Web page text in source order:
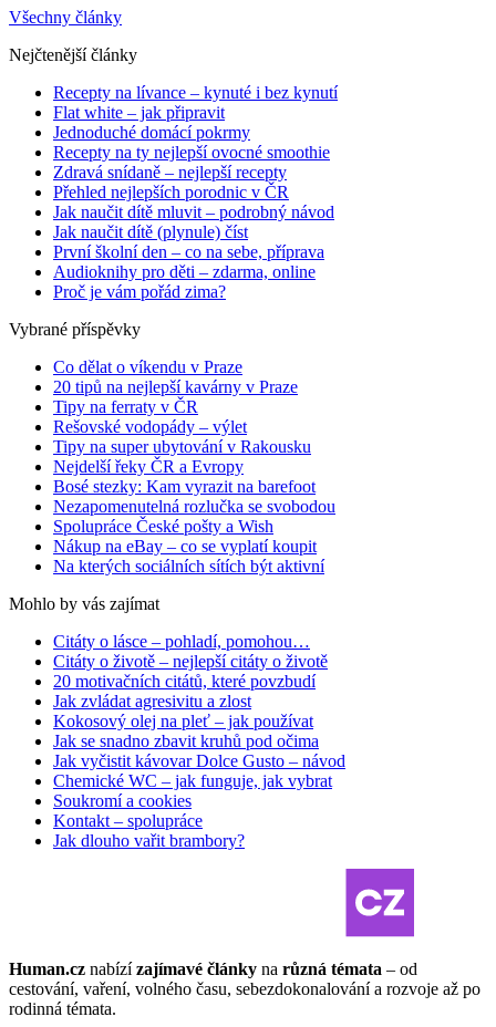
Všechny články
Nejčtenější články
Recepty na lívance – kynuté i bez kynutí
Flat white – jak připravit
Jednoduché domácí pokrmy
Recepty na ty nejlepší ovocné smoothie
Zdravá snídaně – nejlepší recepty
Přehled nejlepších porodnic v ČR
Jak naučit dítě mluvit – podrobný návod
Jak naučit dítě (plynule) číst
První školní den – co na sebe, příprava
Audioknihy pro děti – zdarma, online
Proč je vám pořád zima?
Vybrané příspěvky
Co dělat o víkendu v Praze
20 tipů na nejlepší kavárny v Praze
Tipy na ferraty v ČR
Rešovské vodopády – výlet
Tipy na super ubytování v Rakousku
Nejdelší řeky ČR a Evropy
Bosé stezky: Kam vyrazit na barefoot
Nezapomenutelná rozlučka se svobodou
Spolupráce České pošty a Wish
Nákup na eBay – co se vyplatí koupit
Na kterých sociálních sítích být aktivní
Mohlo by vás zajímat
Citáty o lásce – pohladí, pomohou…
Citáty o životě – nejlepší citáty o životě
20 motivačních citátů, které povzbudí
Jak zvládat agresivitu a zlost
Kokosový olej na pleť – jak používat
Jak se snadno zbavit kruhů pod očima
Jak vyčistit kávovar Dolce Gusto – návod
Chemické WC – jak funguje, jak vybrat
Soukromí a cookies
Kontakt – spolupráce
Jak dlouho vařit brambory?
Human.cz nabízízajímavé články na různá témata – od
cestování, vaření, volného času, sebezdokonalování a rozvoje až po
rodinná témata.